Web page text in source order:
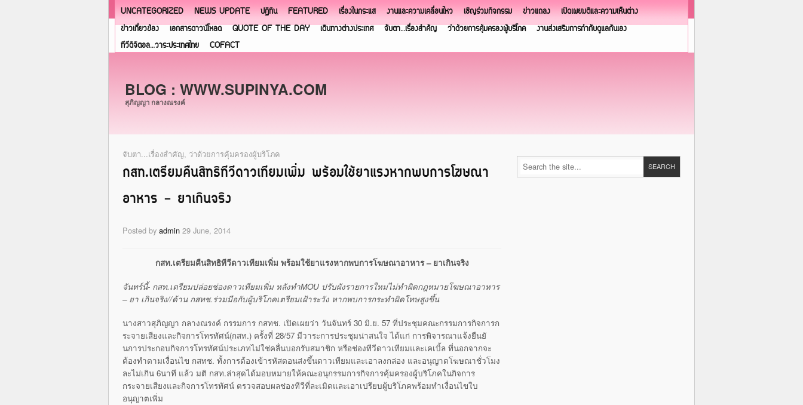
UNCATEGORIZED NEWS UPDATE ปฏิทิน FEATURED เรื่องในกระแส งานและความเคลื่อนไหว เชิญร่วมกิจกรรม ข่าวแถลง
เปิดเผยมติและความเห็นต่าง
ข่าวเกี่ยวข้อง
เอกสารดาวน์โหลด QUOTE OF THE DAY เดินทางต่างประเทศ จับตา…เรื่องสำคัญ ว่าด้วยการคุ้มครองผู้บริโภค
งานส่งเสริมการกำกับดูแลกันเอง
ทีวีดิจิตอล…วาระประเทศไทย
COFACT
BLOG : WWW.SUPINYA.COM
สุภิญญา กลางณรงค์
จับตา...เรื่องสำคัญ, ว่าด้วยการคุ้มครองผู้บริโภค
กสท.เตรียมคืนสิทธิทีวีดาวเทียมเพิ่ม พร้อมใช้ยาแรงหากพบการโฆษณา
อาหาร – ยาเกินจริง
Posted by admin 29 June, 2014
กสท.เตรียมคืนสิทธิทีวีดาวเทียมเพิ่ม พร้อมใช้ยาแรงหากพบการโฆษณาอาหาร – ยาเกินจริง
จันทร์นี้- กสท.เตรียมปล่อยช่องดาวเทียมเพิ่ม หลังทำMOU ปรับผังรายการใหม่ไม่ทำผิดกฎหมายโฆษณาอาหาร
– ยา เกินจริง//ด้าน กสทช.ร่วมมือกับผู้บริโภคเตรียมเฝ้าระวัง หากพบการกระทำผิดโทษสูงขึ้น
นางสาวสุภิญญา กลางณรงค์ กรรมการ กสทช. เปิดเผยว่า วันจันทร์ 30 มิ.ย. 57 ที่ประชุมคณะกรรมการกิจการก
ระจายเสียงและกิจการโทรทัศน์(กสท.) ครั้งที่ 28/57 มีวาระการประชุมน่าสนใจ ได้แก่ การพิจารณาแจ้งยืนยั
นการประกอบกิจการโทรทัศน์ประเภทไม่ใช่คลื่นบอกรับสมาชิก หรือช่องทีวีดาวเทียมและเคเบิ้ล ที่นอกจากจะ
ต้องทำตามเงื่อนไข กสทช. ทั้งการต้องเข้ารหัสตอนส่งขึ้นดาวเทียมและเอาลงกล่อง และอนุญาตโฆษณาชั่วโมง
ละไม่เกิน 6นาที แล้ว มติ กสท.ล่าสุดได้มอบหมายให้คณะอนุกรรมการกิจการคุ้มครองผู้บริโภคในกิจการ
กระจายเสียงและกิจการโทรทัศน์ ตรวจสอบผลช่องทีวีที่ละเมิดและเอาเปรียบผู้บริโภคพร้อมทำเงื่อนไขใบ
อนุญาตเพิ่ม